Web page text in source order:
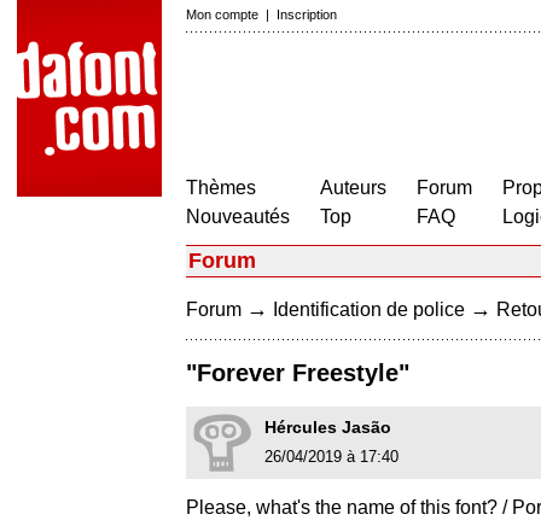
Mon compte | Inscription
Thèmes
Nouveautés
Auteurs
Top
Forum
FAQ
Forum
Forum → Identification de police →
"Forever Freestyle"
Hércules Jasão
26/04/2019 à 17:40
Please, what's the name of this font? /